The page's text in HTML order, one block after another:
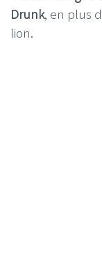
Drunk, en plus
lion.